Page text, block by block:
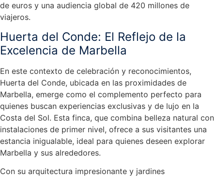
de euros y una audiencia global de 420 millones de
viajeros.
Huerta del Conde: El Reflejo de la
Excelencia de Marbella
En este contexto de celebración y reconocimientos,
Huerta del Conde, ubicada en las proximidades de
Marbella, emerge como el complemento perfecto para
quienes buscan experiencias exclusivas y de lujo en la
Costa del Sol. Esta finca, que combina belleza natural con
instalaciones de primer nivel, ofrece a sus visitantes una
estancia inigualable, ideal para quienes deseen explorar
Marbella y sus alrededores.
Con su arquitectura impresionante y jardines